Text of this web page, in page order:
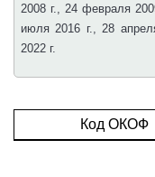
2008 г., 24 февраля
июля 2016 г., 28
2022 г.
Код ОКОФ